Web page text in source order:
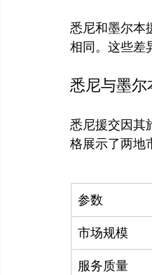
悉尼和墨尔本
悉尼与墨
悉尼援交因其
参数
市场规模
服务质量